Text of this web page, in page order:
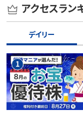
アクセスラン
デイリー
1